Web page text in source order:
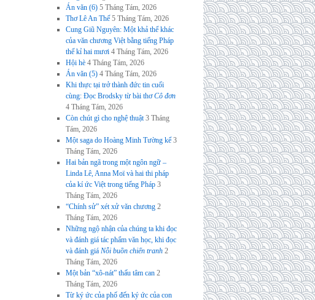
Án văn (6) 5 Tháng Tám, 2026
Thơ Lê An Thế 5 Tháng Tám, 2026
Cung Giũ Nguyên: Một khả thể khác
của văn chương Việt bằng tiếng Pháp
thế kỉ hai mươi 4 Tháng Tám, 2026
Hội hè 4 Tháng Tám, 2026
Án văn (5) 4 Tháng Tám, 2026
Khi thực tại trở thành đức tin cuối
cùng: Đọc Brodsky từ bài thơCô đơn
4 Tháng Tám, 2026
Còn chút gì cho nghệ thuật 3 Tháng
Tám, 2026
Một saga do Hoàng Minh Tường kể 3
Tháng Tám, 2026
Hai bản ngã trong một ngôn ngữ –
Linda Lê, Anna Moï và hai thi pháp
của kí ức Việt trong tiếng Pháp 3
Tháng Tám, 2026
“Chính sử” xét xử văn chương 2
Tháng Tám, 2026
Những ngộ nhận của chúng ta khi đọc
và đánh giá tác phẩm văn học, khi đọc
và đánh giá Nỗi buồn chiến tranh 2
Tháng Tám, 2026
Một bản “xô-nát” thấu tâm can 2
Tháng Tám, 2026
Từ ký ức của phố đến ký ức của con